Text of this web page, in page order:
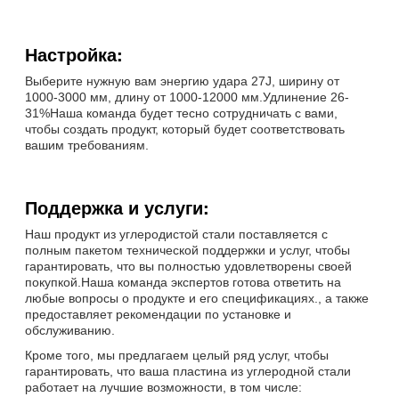
Настройка:
Выберите нужную вам энергию удара 27J, ширину от
1000-3000 мм, длину от 1000-12000 мм.Удлинение 26-
31%Наша команда будет тесно сотрудничать с вами,
чтобы создать продукт, который будет соответствовать
вашим требованиям.
Поддержка и услуги:
Наш продукт из углеродистой стали поставляется с
полным пакетом технической поддержки и услуг, чтобы
гарантировать, что вы полностью удовлетворены своей
покупкой.Наша команда экспертов готова ответить на
любые вопросы о продукте и его спецификациях., а также
предоставляет рекомендации по установке и
обслуживанию.
Кроме того, мы предлагаем целый ряд услуг, чтобы
гарантировать, что ваша пластина из углеродной стали
работает на лучшие возможности, в том числе: